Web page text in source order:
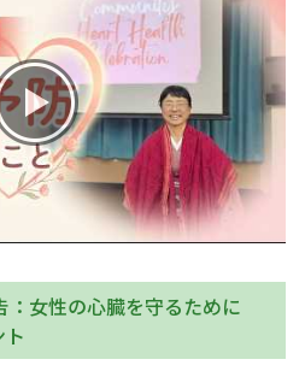
女性の心臓を守るために
乳育児
予防接種
他の診療内容
まざまな講座・クラス
の出産を希望される方へ